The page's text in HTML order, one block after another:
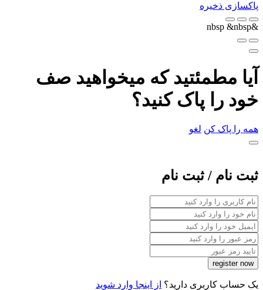
پاکسازی ذخیره
&nbsp
&nbsp
آیا مطمئتید که میخواهید صف
خود را پاک کنید؟
همه را پاک کن لغو
ثبت نام / ثبت نام
یک حساب کاربری دارید؟ از اینجا وارد شوید